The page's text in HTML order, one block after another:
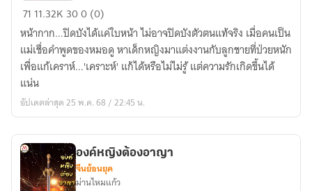
ปะ
เหมาะ
เคราะห์
รัก
71 11.32K 300 (0)
หน้ากาก...ปิดบังได้แค่ใบหน้า ไม่อาจปิดบังตัวตนแท้จริง เมื่อคนเป็น
แม่เชื่อคำพูดของหมอดู หาเด็กหญิงมาแต่งงานกับลูกชายที่ป่วยหนัก
เพื่อแก้เคราห์...'เคราะห์' แก้ได้หรือไม่ไม่รู้ แต่ความรักเกิดขึ้นได้
แน่น
อัปเดตล่าสุด 25 พ.ค. 68 / 22:45 น.
องค์หญิงต้องอาญา
จีนย้อนยุค
ม่านไหมแก้ว